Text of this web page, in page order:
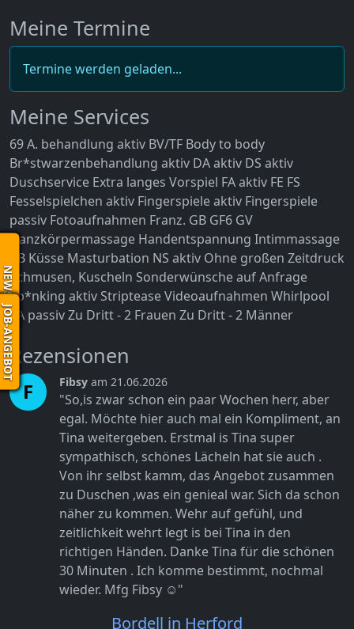
Meine Termine
Termine werden geladen...
Meine Services
69A. behandlung aktiv BV/TF Body to body
Br*stwarzenbehandlung aktiv DA aktiv DS aktiv
Duschservice Extra langes Vorspiel FA aktiv FE FS
Fesselspielchen aktiv Fingerspiele aktiv Fingerspiele
passiv Fotoaufnahmen Franz. GB GF6 GV
Ganzkörpermassage Handentspannung Intimmassage
KB Küsse Masturbation NS aktiv Ohne großen Zeitdruck
Schmusen, Kuscheln Sonderwünsche auf Anfrage
Sp*nking aktiv StripteaseVideoaufnahmen Whirlpool
ZA passivZu Dritt - 2 Frauen Zu Dritt - 2 Männer
Rezensionen
F Fibsyam 21.06.2026
"So,is zwar schon ein paar Wochen herr, aber
egal. Möchte hier auch mal ein Kompliment, an
Tina weitergeben. Erstmal is Tina super
sympathisch, schönes Lächeln hat sie auch .
Von ihr selbst kamm, das Angebot zusammen
zu Duschen ,was ein genieal war. Sich da schon
näher zu kommen. Wehr auf gefühl, und
zeitlichkeit wehrt legt is bei Tina in den
richtigen Händen. Danke Tina für die schönen
30 Minuten . Ich komme bestimmt, nochmal
wieder. Mfg Fibsy ☺️"
Bordell in Herford
NEWS
JOB-ANGEBOT